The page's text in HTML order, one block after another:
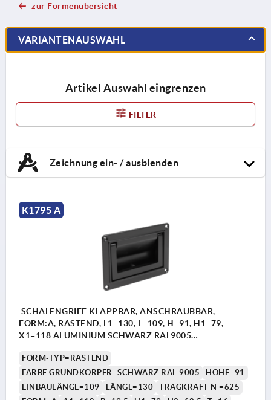
zur Formenübersicht
VARIANTENAUSWAHL
Artikel Auswahl eingrenzen
FILTER
Zeichnung ein- / ausblenden
K1795 A
SCHALENGRIFF KLAPPBAR, ANSCHRAUBBAR,
FORM:A, RASTEND, L1=130, L=109, H=91, H1=79,
X1=118 ALUMINIUM SCHWARZ RAL9005
FORM-TYP=RASTEND
FARBE GRUNDKÖRPER=SCHWARZ RAL 9005
HÖHE=91
EINBAULÄNGE=109
LÄNGE=130
TRAGKRAFT N =625